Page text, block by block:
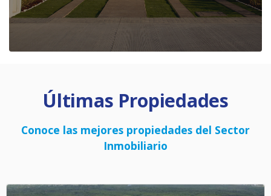
Últimas Propiedades
Conoce las mejores propiedades del Sector
Inmobiliario